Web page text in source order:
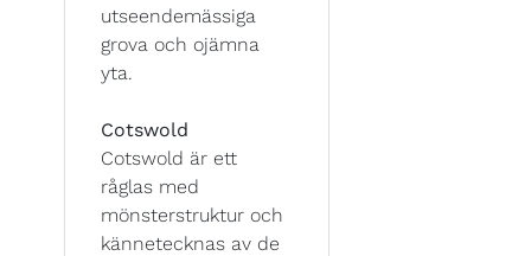
utseendemässiga
grova och ojämna
yta.
Cotswold
Cotswold är ett
råglas med
mönsterstruktur och
kännetecknas av de